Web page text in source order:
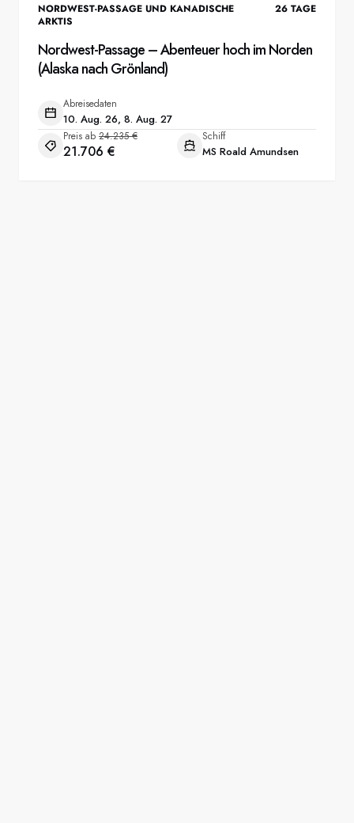
NORDWEST-PASSAGE UND KANADISCHE
ARKTIS
26 TAGE
Nordwest-Passage – Abenteuer hoch im Norden
(Alaska nach Grönland)
Abreisedaten
10. Aug. 26, 8. Aug. 27
Preis ab 24.235 €
21.706 €
Schiff
MS Roald Amundsen